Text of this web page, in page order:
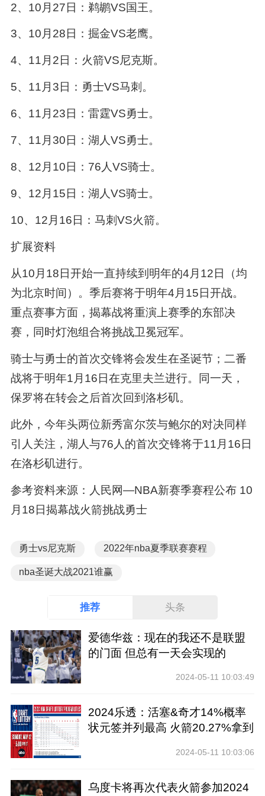
2、10月27日：鹈鹕VS国王。
3、10月28日：掘金VS老鹰。
4、11月2日：火箭VS尼克斯。
5、11月3日：勇士VS马刺。
6、11月23日：雷霆VS勇士。
7、11月30日：湖人VS勇士。
8、12月10日：76人VS骑士。
9、12月15日：湖人VS骑士。
10、12月16日：马刺VS火箭。
扩展资料
从10月18日开始一直持续到明年的4月12日（均
为北京时间）。季后赛将于明年4月15日开战。
重点赛事方面，揭幕战将重演上赛季的东部决
赛，同时灯泡组合将挑战卫冕冠军。
骑士与勇士的首次交锋将会发生在圣诞节；二番
战将于明年1月16日在克里夫兰进行。同一天，
保罗将在转会之后首次回到洛杉矶。
此外，今年头两位新秀富尔茨与鲍尔的对决同样
引人关注，湖人与76人的首次交锋将于11月16日
在洛杉矶进行。
参考资料来源：人民网—NBA新赛季赛程公布 10
月18日揭幕战火箭挑战勇士
勇士vs尼克斯 2022年nba夏季联赛赛程
nba圣诞大战2021谁赢
推荐 头条
爱德华兹：现在的我还不是联盟
的门面 但总有一天会实现的
2024-05-11 10:03:49
2024乐透：活塞&奇才14%概率
状元签并列最高 火箭20.27%拿到
2024-05-11 10:03:06
乌度卡将再次代表火箭参加2024